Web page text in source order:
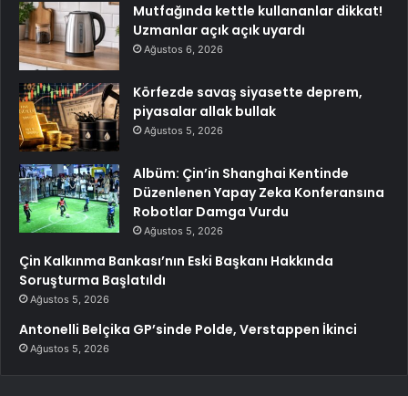
Mutfağında kettle kullananlar dikkat!
Uzmanlar açık açık uyardı
Ağustos 6, 2026
Körfezde savaş siyasette deprem,
piyasalar allak bullak
Ağustos 5, 2026
Albüm: Çin’in Shanghai Kentinde
Düzenlenen Yapay Zeka Konferansına
Robotlar Damga Vurdu
Ağustos 5, 2026
Çin Kalkınma Bankası’nın Eski Başkanı Hakkında
Soruşturma Başlatıldı
Ağustos 5, 2026
Antonelli Belçika GP’sinde Polde, Verstappen İkinci
Ağustos 5, 2026